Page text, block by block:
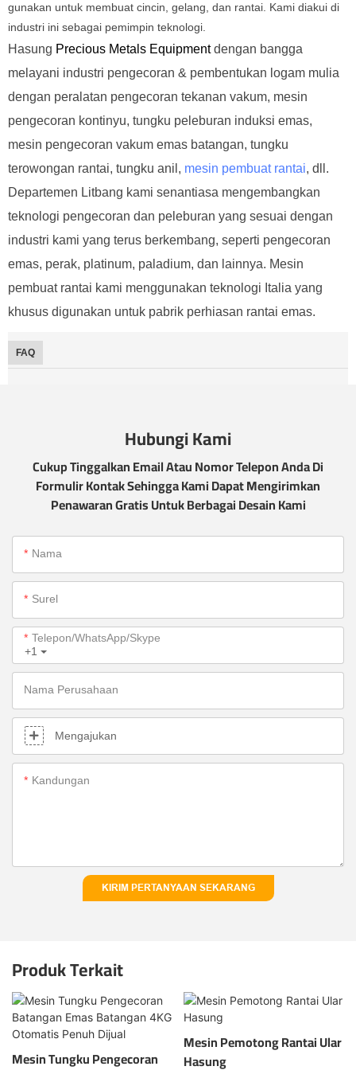
gunakan untuk membuat cincin, gelang, dan rantai. Kami diakui di
industri ini sebagai pemimpin teknologi.
Hasung Precious Metals Equipmentdengan bangga
melayani industri pengecoran & pembentukan logam mulia
dengan peralatan pengecoran tekanan vakum, mesin
pengecoran kontinyu, tungku peleburan induksi emas,
mesin pengecoran vakum emas batangan, tungku
terowongan rantai, tungku anil, mesin pembuat rantai, dll.
Departemen Litbang kami senantiasa mengembangkan
teknologi pengecoran dan peleburan yang sesuai dengan
industri kami yang terus berkembang, seperti pengecoran
emas, perak, platinum, paladium, dan lainnya. Mesin
pembuat rantai kami menggunakan teknologi Italia yang
khusus digunakan untuk pabrik perhiasan rantai emas.
FAQ
Hubungi Kami
Cukup Tinggalkan Email Atau Nomor Telepon Anda Di
Formulir Kontak Sehingga Kami Dapat Mengirimkan
Penawaran Gratis Untuk Berbagai Desain Kami
Nama
Surel
+1
Telepon/WhatsApp/Skype
Nama Perusahaan
Mengajukan
Kandungan
KIRIM PERTANYAAN SEKARANG
Produk Terkait
Mesin Tungku Pengecoran
Mesin Pemotong Rantai Ular
Hasung